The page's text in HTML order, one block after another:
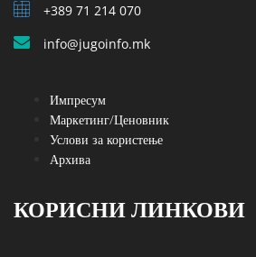
+389 71 214 070
info@jugoinfo.mk
Импресум
Маркетинг/Ценовник
Услови за користење
Архива
КОРИСНИ ЛИНКОВИ